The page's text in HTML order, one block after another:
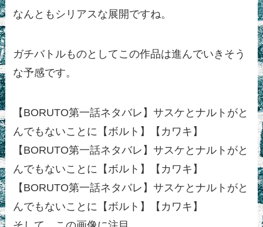
なんともシリアスな展開ですね。
ガチバトルものとしてこの作品は進んでいきそう
な予感です。
【BORUTO第一話ネタバレ】サスケとナルトがと
んでもないことに【ボルト】【カワキ】
【BORUTO第一話ネタバレ】サスケとナルトがと
んでもないことに【ボルト】【カワキ】
【BORUTO第一話ネタバレ】サスケとナルトがと
んでもないことに【ボルト】【カワキ】